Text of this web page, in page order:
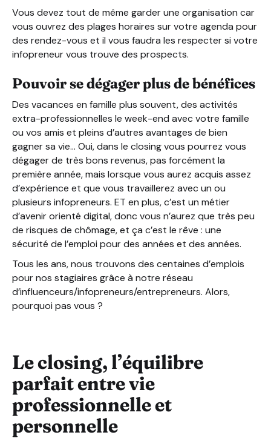
Vous devez tout de même garder une organisation car
vous ouvrez des plages horaires sur votre agenda pour
des rendez-vous et il vous faudra les respecter si votre
infopreneur vous trouve des prospects.
Pouvoir se dégager plus de bénéfices
Des vacances en famille plus souvent, des activités
extra-professionnelles le week-end avec votre famille
ou vos amis et pleins d’autres avantages de bien
gagner sa vie… Oui, dans le closing vous pourrez vous
dégager de très bons revenus, pas forcément la
première année, mais lorsque vous aurez acquis assez
d’expérience et que vous travaillerez avec un ou
plusieurs infopreneurs. ET en plus, c’est un métier
d’avenir orienté digital, donc vous n’aurez que très peu
de risques de chômage, et ça c’est le rêve : une
sécurité de l’emploi pour des années et des années.
Tous les ans, nous trouvons des centaines d’emplois
pour nos stagiaires grâce à notre réseau
d’influenceurs/infopreneurs/entrepreneurs. Alors,
pourquoi pas vous ?
Le closing, l’équilibre
parfait entre vie
professionnelle et
personnelle